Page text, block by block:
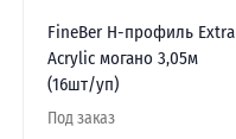
FineBer H-профиль Extra
Acrylic могано 3,05м
(16шт/уп)
Под заказ